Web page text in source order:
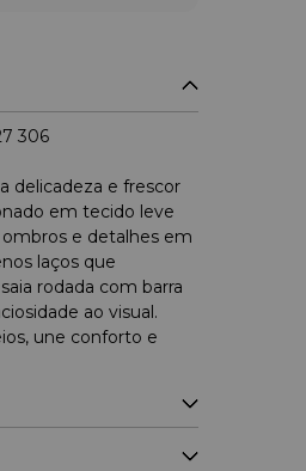
306
delicadeza e frescor
em tecido leve
e detalhes em
laços que
rodada com barra
ao visual.
une conforto e